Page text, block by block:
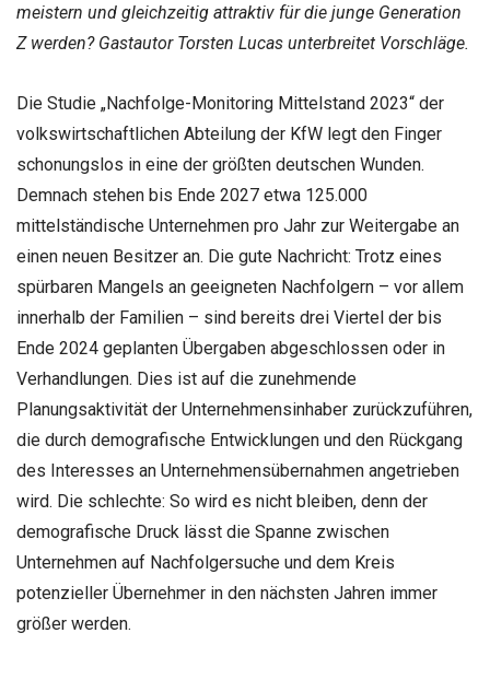
meistern und gleichzeitig attraktiv für die junge Generation
Z werden? Gastautor Torsten Lucas unterbreitet Vorschläge.
Die Studie „Nachfolge-Monitoring Mittelstand 2023“ der
volkswirtschaftlichen Abteilung der KfW legt den Finger
schonungslos in eine der größten deutschen Wunden.
Demnach stehen bis Ende 2027 etwa 125.000
mittelständische Unternehmen pro Jahr zur Weitergabe an
einen neuen Besitzer an. Die gute Nachricht: Trotz eines
spürbaren Mangels an geeigneten Nachfolgern – vor allem
innerhalb der Familien – sind bereits drei Viertel der bis
Ende 2024 geplanten Übergaben abgeschlossen oder in
Verhandlungen. Dies ist auf die zunehmende
Planungsaktivität der Unternehmensinhaber zurückzuführen,
die durch demografische Entwicklungen und den Rückgang
des Interesses an Unternehmensübernahmen angetrieben
wird. Die schlechte: So wird es nicht bleiben, denn der
demografische Druck lässt die Spanne zwischen
Unternehmen auf Nachfolgersuche und dem Kreis
potenzieller Übernehmer in den nächsten Jahren immer
größer werden.